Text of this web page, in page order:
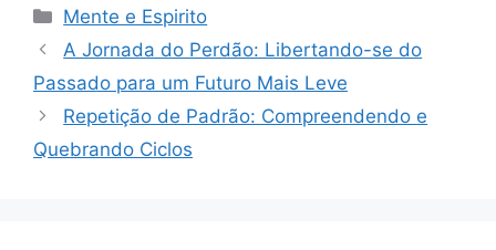
Categorias
Mente e Espirito
A Jornada do Perdão: Libertando-se do
Passado para um Futuro Mais Leve
Repetição de Padrão: Compreendendo e
Quebrando Ciclos